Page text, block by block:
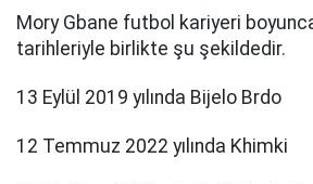
Mory Gbane futbol kariyeri
tarihleriyle birlikte şu şekildedir.
13 Eylül 2019 yılında Bijelo Brdo
12 Temmuz 2022 yılında Khimki